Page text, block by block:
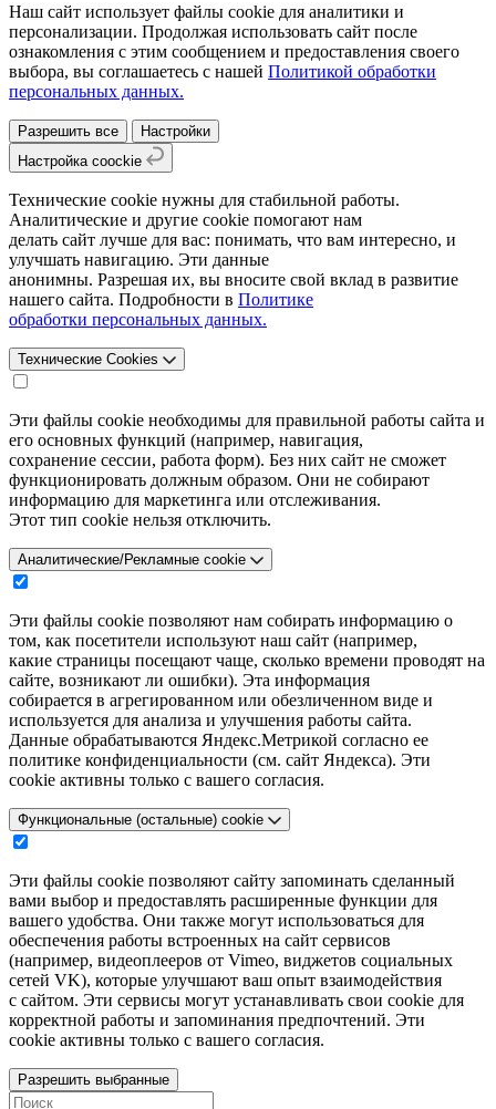
Наш сайт использует файлы cookie для аналитики и
персонализации. Продолжая использовать сайт после
ознакомления с этим сообщением и предоставления своего
выбора, вы соглашаетесь с нашей Политикой обработки
персональных данных.
Разрешить все
Настройки
Настройка coockie
Технические cookie нужны для стабильной работы.
Аналитические и другие cookie помогают нам
делать сайт лучше для вас: понимать, что вам интересно, и
улучшать навигацию. Эти данные
анонимны. Разрешая их, вы вносите свой вклад в развитие
нашего сайта. Подробности в Политике
обработки персональных данных.
Технические Cookies
Эти файлы cookie необходимы для правильной работы сайта и
его основных функций (например, навигация,
сохранение сессии, работа форм). Без них сайт не сможет
функционировать должным образом. Они не собирают
информацию для маркетинга или отслеживания.
Этот тип cookie нельзя отключить.
Аналитические/Рекламные cookie
Эти файлы cookie позволяют нам собирать информацию о
том, как посетители используют наш сайт (например,
какие страницы посещают чаще, сколько времени проводят на
сайте, возникают ли ошибки). Эта информация
собирается в агрегированном или обезличенном виде и
используется для анализа и улучшения работы сайта.
Данные обрабатываются Яндекс.Метрикой согласно ее
политике конфиденциальности (см. сайт Яндекса). Эти
cookie активны только с вашего согласия.
Функциональные (остальные) cookie
Эти файлы cookie позволяют сайту запоминать сделанный
вами выбор и предоставлять расширенные функции для
вашего удобства. Они также могут использоваться для
обеспечения работы встроенных на сайт сервисов
(например, видеоплееров от Vimeo, виджетов социальных
сетей VK), которые улучшают ваш опыт взаимодействия
с сайтом. Эти сервисы могут устанавливать свои cookie для
корректной работы и запоминания предпочтений. Эти
cookie активны только с вашего согласия.
Разрешить выбранные